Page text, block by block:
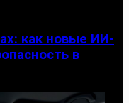
как новые ИИ-
в